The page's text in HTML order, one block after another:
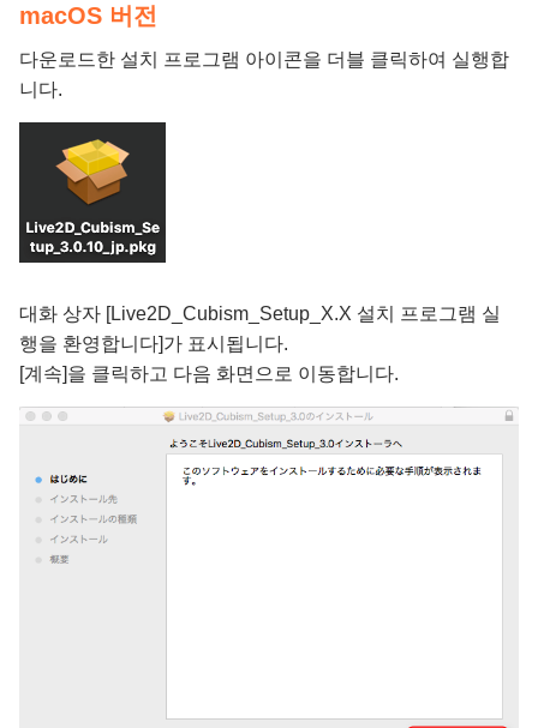
macOS 버전
다운로드한 설치 프로그램 아이콘을 더블 클릭하여 실행합
니다.
대화 상자 [Live2D_Cubism_Setup_X.X 설치 프로그램 실
행을 환영합니다]가 표시됩니다.
[계속]을 클릭하고 다음 화면으로 이동합니다.